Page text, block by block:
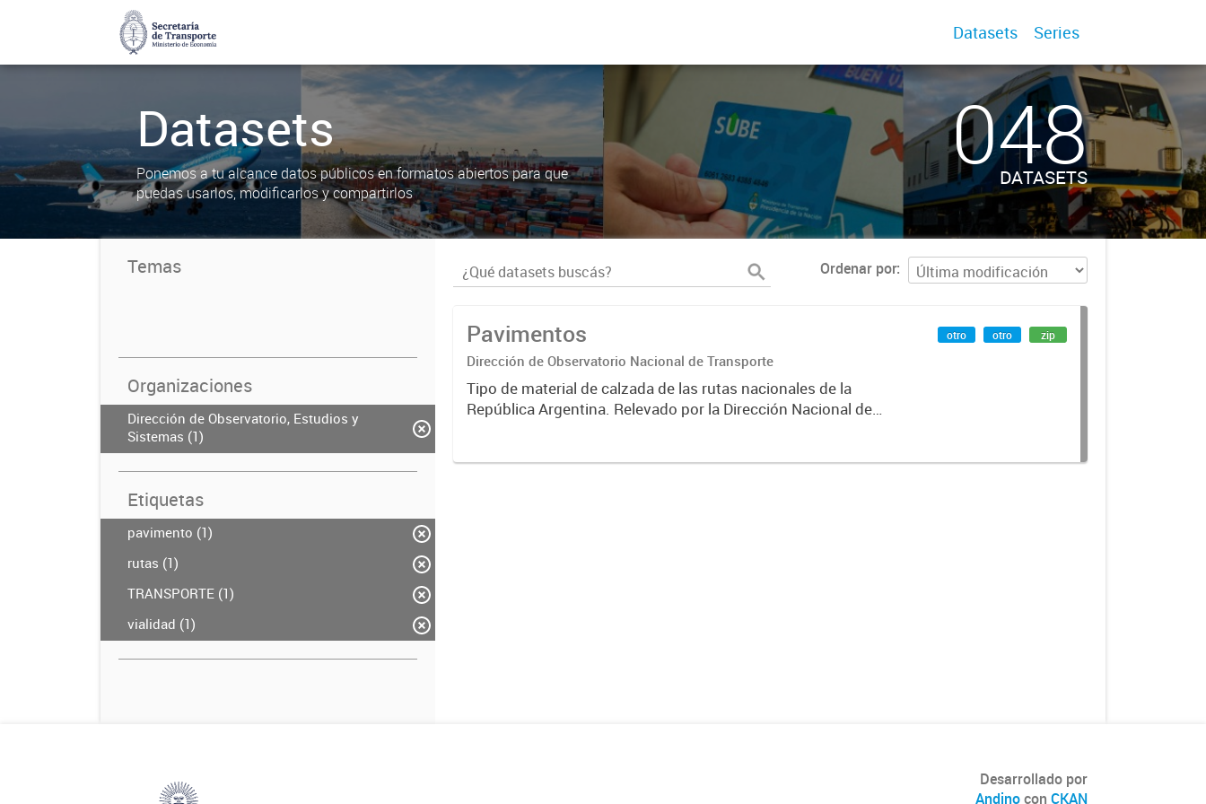
Datasets Series
Datasets
Ponemos a tu alcance datos públicos en formatos abiertos para que
puedas usarlos, modificarlos y compartirlos
048
DATASETS
Temas
Organizaciones
Dirección de Observatorio, Estudios y
Sistemas (1)
Etiquetas
pavimento (1)
rutas (1)
TRANSPORTE (1)
vialidad (1)
Ordenar por
Pavimentos
Dirección de Observatorio Nacional de Transporte
Tipo de material de calzada de las rutas nacionales de la
República Argentina. Relevado por la Dirección Nacional de
otro otro zip
Desarrollado por
Andinocon CKAN